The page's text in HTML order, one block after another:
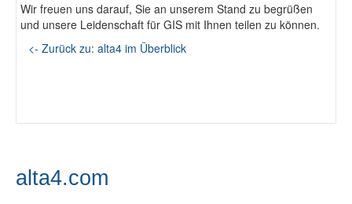
Wir freuen uns darauf, Sie an unserem Stand zu begrüßen
und unsere Leidenschaft für GIS mit Ihnen teilen zu können.
<- Zurück zu: alta4 im Überblick
alta4.com